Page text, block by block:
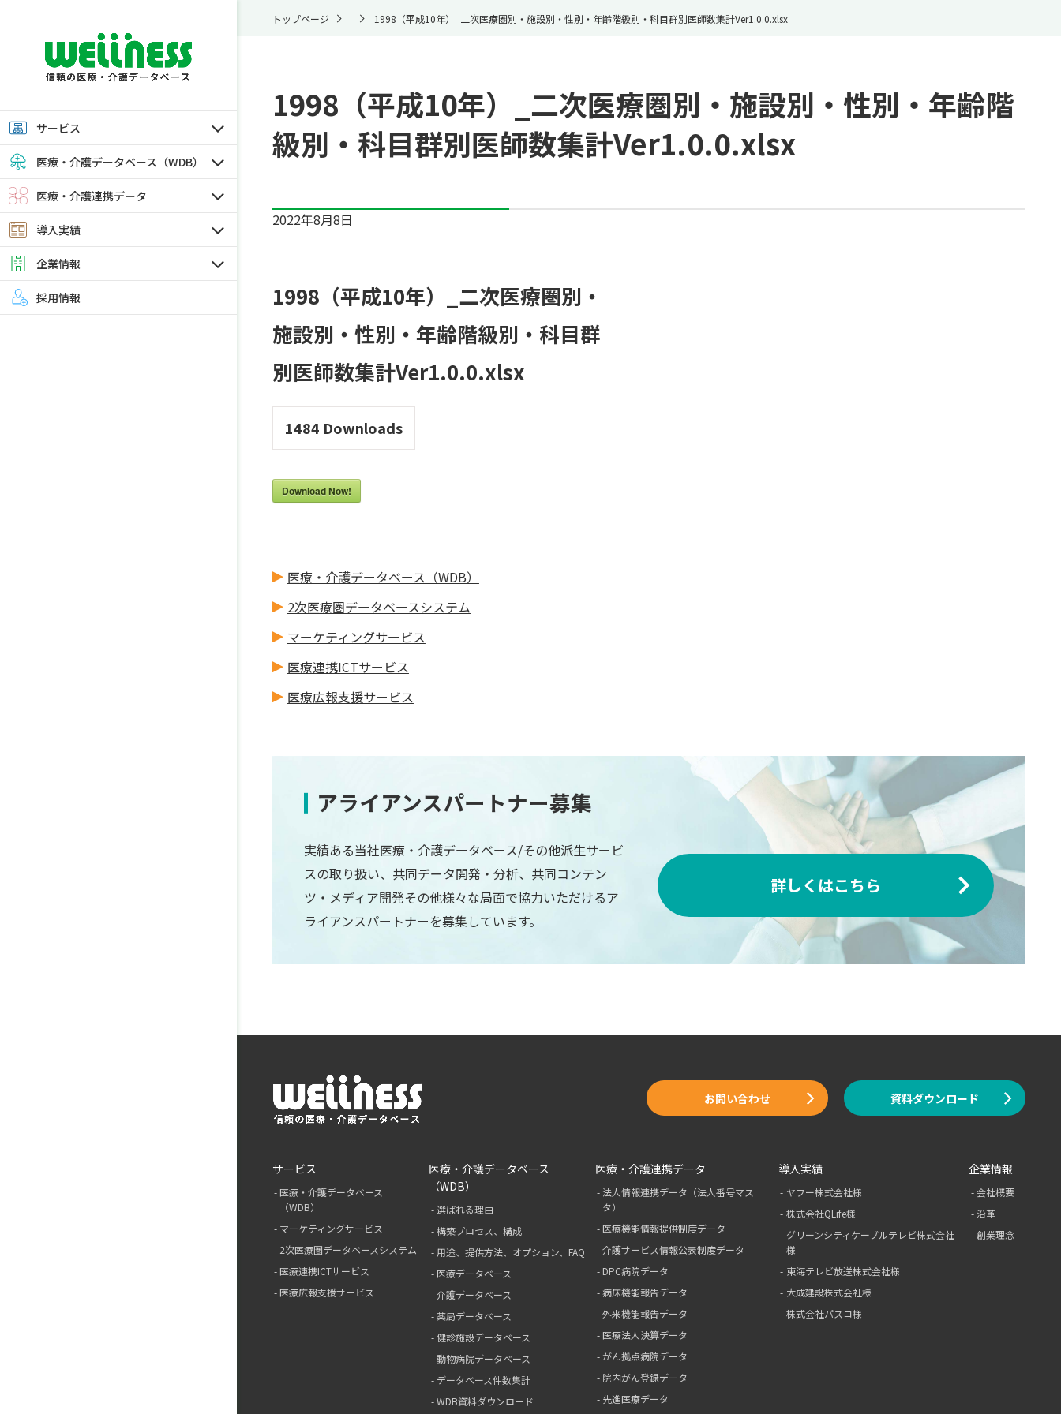
サービス
医療・介護データベース（WDB）
医療・介護連携データ
導入実績
企業情報
採用情報
トップページ 1998（平成10年）_二次医療圏別・施設別・性別・年齢階級別・科目群別医師数集計Ver1.0.0.xlsx
1998（平成10年）_二次医療圏別・施設別・性別・年齢階
級別・科目群別医師数集計Ver1.0.0.xlsx
2022年8月8日
1998（平成10年）_二次医療圏別・
施設別・性別・年齢階級別・科目群
別医師数集計Ver1.0.0.xlsx
1484 Downloads
Download Now!
医療・介護データベース（WDB）
2次医療圏データベースシステム
マーケティングサービス
医療連携ICTサービス
医療広報支援サービス
アライアンスパートナー募集
実績ある当社医療・介護データベース/その他派生サービ
スの取り扱い、共同データ開発・分析、共同コンテン
ツ・メディア開発その他様々な局面で協力いただけるア
ライアンスパートナーを募集しています。
詳しくはこちら
お問い合わせ 資料ダウンロード
サービス
医療・介護データベース
（WDB）
マーケティングサービス
2次医療圏データベースシステム
医療連携ICTサービス
医療広報支援サービス
医療・介護データベース
（WDB）
選ばれる理由
構築プロセス、構成
用途、提供方法、オプション、FAQ
医療データベース
介護データベース
薬局データベース
健診施設データベース
動物病院データベース
データベース件数集計
WDB資料ダウンロード
医療・介護連携データ
法人情報連携データ（法人番号マス
タ）
医療機能情報提供制度データ
介護サービス情報公表制度データ
DPC病院データ
病床機能報告データ
外来機能報告データ
医療法人決算データ
がん拠点病院データ
院内がん登録データ
先進医療データ
導入実績
ヤフー株式会社様
株式会社QLife様
グリーンシティケーブルテレビ株式会社
様
東海テレビ放送株式会社様
大成建設株式会社様
株式会社パスコ様
企業情報
会社概要
沿革
創業理念